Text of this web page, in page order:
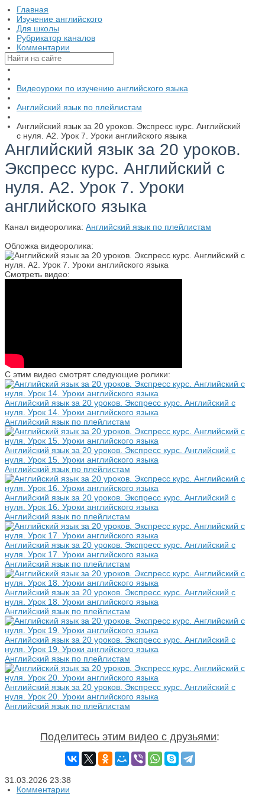
Главная
Изучение английского
Для школы
Рубрикатор каналов
Комментарии
Видеоуроки по изучению английского языка
Английский язык по плейлистам
Английский язык за 20 уроков. Экспресс курс. Английский
с нуля. А2. Урок 7. Уроки английского языка
Английский язык за 20 уроков.
Экспресс курс. Английский с
нуля. А2. Урок 7. Уроки
английского языка
Канал видеоролика: Английский язык по плейлистам
Обложка видеоролика:
Смотреть видео:
С этим видео смотрят следующие ролики:
Английский язык за 20 уроков. Экспресс курс. Английский с
нуля. Урок 14. Уроки английского языка
Английский язык по плейлистам
Английский язык за 20 уроков. Экспресс курс. Английский с
нуля. Урок 15. Уроки английского языка
Английский язык по плейлистам
Английский язык за 20 уроков. Экспресс курс. Английский с
нуля. Урок 16. Уроки английского языка
Английский язык по плейлистам
Английский язык за 20 уроков. Экспресс курс. Английский с
нуля. Урок 17. Уроки английского языка
Английский язык по плейлистам
Английский язык за 20 уроков. Экспресс курс. Английский с
нуля. Урок 18. Уроки английского языка
Английский язык по плейлистам
Английский язык за 20 уроков. Экспресс курс. Английский с
нуля. Урок 19. Уроки английского языка
Английский язык по плейлистам
Английский язык за 20 уроков. Экспресс курс. Английский с
нуля. Урок 20. Уроки английского языка
Английский язык по плейлистам
Поделитесь этим видео с друзьями:
31.03.2026 23:38
Комментарии